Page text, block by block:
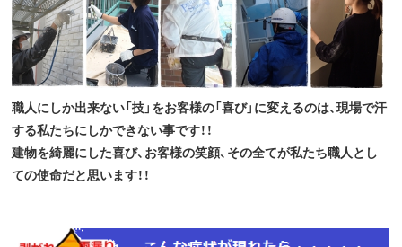
職人にしか出来ない「技」をお客様の「喜び」に変えるのは、現場で汗
する私たちにしかできない事です！！
建物を綺麗にした喜び、お客様の笑顔、その全てが私たち職人とし
ての使命だと思います！！